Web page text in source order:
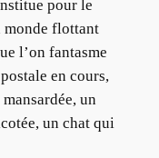
pour le
monde flottant
l’on fantasme
en cours,
un
un chat qui